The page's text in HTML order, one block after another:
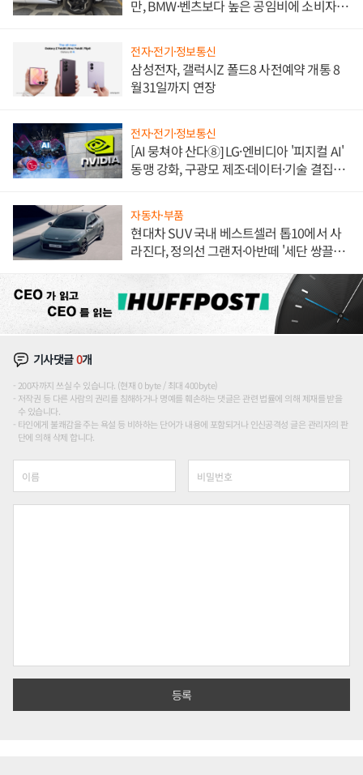
만, BMW·벤츠보다 높은 공임비에 소비자
전자·전기·정보통신
삼성전자, 갤럭시Z 폴드8 사전예약 개통 8
월31일까지 연장
전자·전기·정보통신
[AI 뭉쳐야 산다⑧] LG·엔비디아 '피지컬 AI'
동맹 강화, 구광모 제조·데이터·기술 결집
자동차·부품
현대차 SUV 국내 베스트셀러 톱10에서 사
라진다, 정의선 그랜저·아반떼 '세단 쌍끌
기사댓글0개
200자까지 쓰실 수 있습니다. (현재 0 byte / 최대 400byte)
저작권 등 다른 사람의 권리를 침해하거나 명예를 훼손하는 댓글은 관련 법률에 의해 제재를 받을
수 있습니다.
타인에게 불쾌감을 주는 욕설 등 비하하는 단어가 내용에 포함되거나 인신공격성 글은 관리자의 판
단에 의해 삭제 합니다.